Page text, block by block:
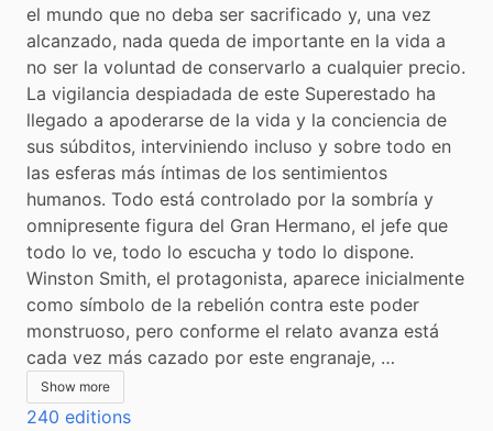
el mundo que no deba ser sacrificado y, una vez
alcanzado, nada queda de importante en la vida a
no ser la voluntad de conservarlo a cualquier precio.
La vigilancia despiadada de este Superestado ha
llegado a apoderarse de la vida y la conciencia de
sus súbditos, interviniendo incluso y sobre todo en
las esferas más íntimas de los sentimientos
humanos. Todo está controlado por la sombría y
omnipresente figura del Gran Hermano, el jefe que
todo lo ve, todo lo escucha y todo lo dispone.
Winston Smith, el protagonista, aparece inicialmente
como símbolo de la rebelión contra este poder
monstruoso, pero conforme el relato avanza está
cada vez más cazado por este engranaje, …
Show more
240 editions